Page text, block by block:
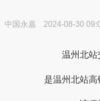
中国永嘉 2024-08-30
温州北站
是温州北站